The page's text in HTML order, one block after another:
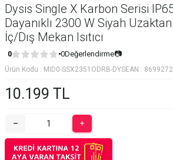
Dysis Single X Karbon Serisi
Dayanıklı 2300 W Siyah
İç/Dış Mekan Isıtıcı
0 0Değerlendirme📷
Ürün Kodu : MID0-SSX2351ODRB-DYSEAN :
10.199 TL